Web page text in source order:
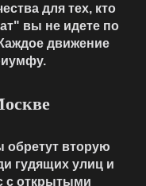
для тех, кто
вы не идете по
движение
обретут вторую
гудящих улиц и
с открытыми